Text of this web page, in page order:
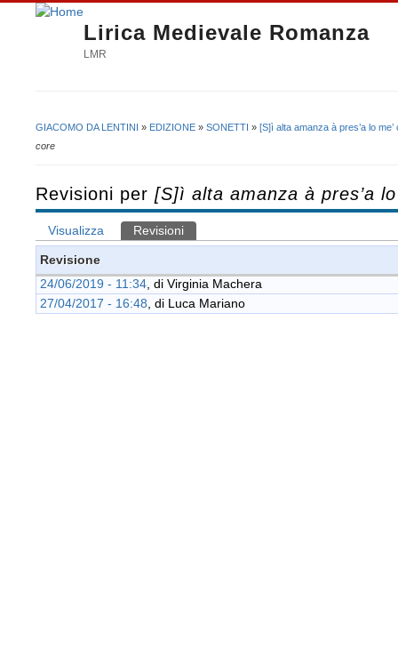
Lirica Medievale Romanza
LMR
Tu sei qui
GIACOMO DA LENTINI » EDIZIONE » SONETTI » [S]ì alta amanza à pres’a lo me’
core
Revisioni per [S]ì alta amanza à pres’a lo
Schede primarie
Visualizza Revisioni
Revisione
24/06/2019 - 11:34 , di Virginia Machera
27/04/2017 - 16:48 , di Luca Mariano